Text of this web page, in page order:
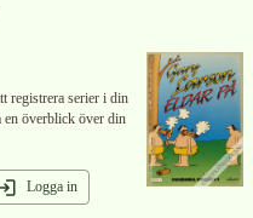
registrera serier i din
en överblick över din
Logga in